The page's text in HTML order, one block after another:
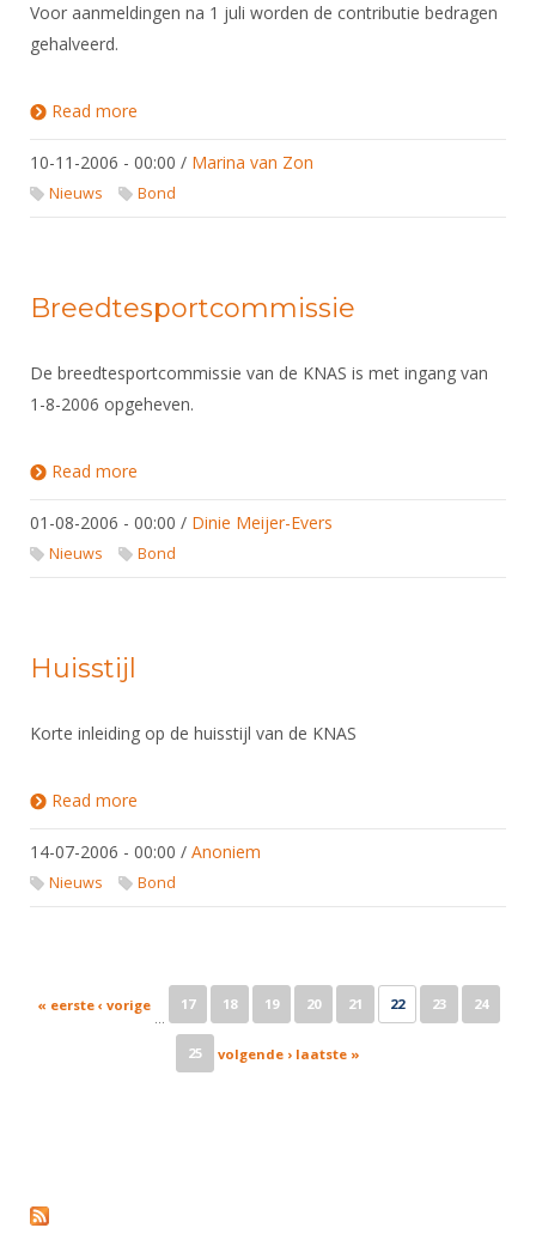
Voor aanmeldingen na 1 juli worden de contributie bedragen
gehalveerd.
Read more
10-11-2006 - 00:00 / Marina van Zon
Nieuws Bond
Breedtesportcommissie
De breedtesportcommissie van de KNAS is met ingang van
1-8-2006 opgeheven.
Read more
01-08-2006 - 00:00 / Dinie Meijer-Evers
Nieuws Bond
Huisstijl
Korte inleiding op de huisstijl van de KNAS
Read more
14-07-2006 - 00:00 / Anoniem
Nieuws Bond
Pages
« eerste ‹ vorige
…
17 18 19 20 21 22 23 24
25 volgende › laatste »